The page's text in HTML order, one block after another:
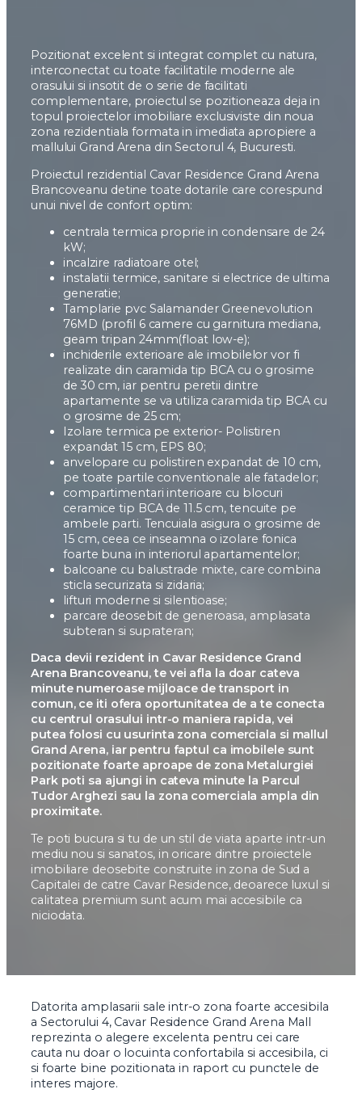
Pozitionat excelent si integrat complet cu natura,
interconectat cu toate facilitatile moderne ale
orasului si insotit de o serie de facilitati
complementare, proiectul se pozitioneaza deja in
topul proiectelor imobiliare exclusiviste din noua
zona rezidentiala formata in imediata apropiere a
mallului Grand Arena din Sectorul 4, Bucuresti.
Proiectul rezidential Cavar Residence Grand Arena
Brancoveanu detine toate dotarile care corespund
unui nivel de confort optim:
centrala termica proprie in condensare de 24
kW;
incalzire radiatoare otel;
instalatii termice, sanitare si electrice de ultima
generatie;
Tamplarie pvc Salamander Greenevolution
76MD (profil 6 camere cu garnitura mediana,
geam tripan 24mm(float low-e);
inchiderile exterioare ale imobilelor vor fi
realizate din caramida tip BCA cu o grosime
de 30 cm, iar pentru peretii dintre
apartamente se va utiliza caramida tip BCA cu
o grosime de 25 cm;
Izolare termica pe exterior- Polistiren
expandat 15 cm, EPS 80;
anvelopare cu polistiren expandat de 10 cm,
pe toate partile conventionale ale fatadelor;
compartimentari interioare cu blocuri
ceramice tip BCA de 11.5 cm, tencuite pe
ambele parti. Tencuiala asigura o grosime de
15 cm, ceea ce inseamna o izolare fonica
foarte buna in interiorul apartamentelor;
balcoane cu balustrade mixte, care combina
sticla securizata si zidaria;
lifturi moderne si silentioase;
parcare deosebit de generoasa, amplasata
subteran si suprateran;
Daca devii rezident in Cavar Residence Grand
Arena Brancoveanu, te vei afla la doar cateva
minute numeroase mijloace de transport in
comun, ce iti ofera oportunitatea de a te conecta
cu centrul orasului intr-o maniera rapida, vei
putea folosi cu usurinta zona comerciala si mallul
Grand Arena, iar pentru faptul ca imobilele sunt
pozitionate foarte aproape de zona Metalurgiei
Park poti sa ajungi in cateva minute la Parcul
Tudor Arghezi sau la zona comerciala ampla din
proximitate.
Te poti bucura si tu de un stil de viata aparte intr-un
mediu nou si sanatos, in oricare dintre proiectele
imobiliare deosebite construite in zona de Sud a
Capitalei de catre Cavar Residence, deoarece luxul si
calitatea premium sunt acum mai accesibile ca
niciodata.
Datorita amplasarii sale intr-o zona foarte accesibila
a Sectorului 4, Cavar Residence Grand Arena Mall
reprezinta o alegere excelenta pentru cei care
cauta nu doar o locuinta confortabila si accesibila, ci
si foarte bine pozitionata in raport cu punctele de
interes majore.